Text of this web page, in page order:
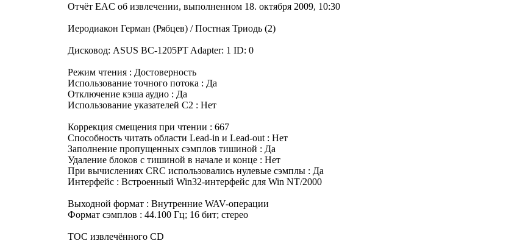
Отчёт EAC об извлечении, выполненном 18. октября 2009, 10:30
Иеродиакон Герман (Рябцев) / Постная Триодь (2)
Дисковод: ASUS BC-1205PT Adapter: 1 ID: 0
Режим чтения : Достоверность
Использование точного потока : Да
Отключение кэша аудио : Да
Использование указателей C2 : Нет
Коррекция смещения при чтении : 667
Способность читать области Lead-in и Lead-out : Нет
Заполнение пропущенных сэмплов тишиной : Да
Удаление блоков с тишиной в начале и конце : Нет
При вычислениях CRC использовались нулевые сэмплы : Да
Интерфейс : Встроенный Win32-интерфейс для Win NT/2000
Выходной формат : Внутренние WAV-операции
Формат сэмплов : 44.100 Гц; 16 бит; стерео
TOC извлечённого CD